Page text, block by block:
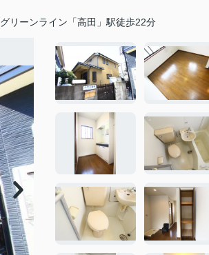
グリーンライン「高田」駅徒歩22分